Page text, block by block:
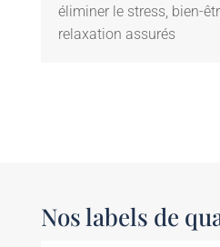
éliminer le stress, bien-
relaxation assurés
Nos labels de